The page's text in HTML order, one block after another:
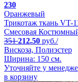
230
Оранжевый
Трикотаж ткань VT-
Смесовая
351212.50 руб./
Вискоза, Полиэстер
Ширина: 150 см.
Уточняйте у
в корзину